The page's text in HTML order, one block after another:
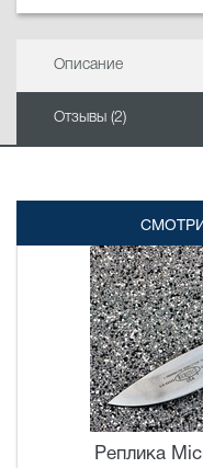
Описание
Отзывы (2)
Реплика